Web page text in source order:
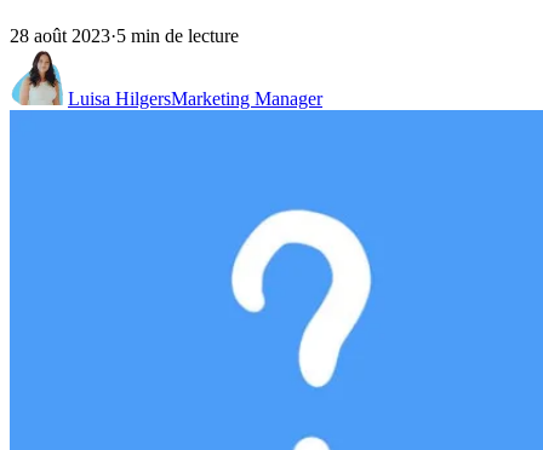
28 août 2023·5 min de lecture
Luisa HilgersMarketing Manager